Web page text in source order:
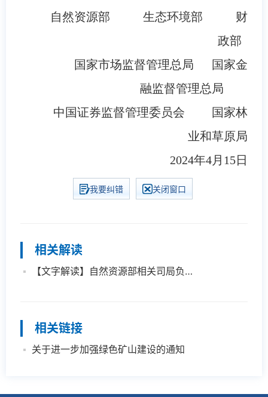
自然资源部 生态环境部 财
政部
国家市场监督管理总局 国家金
融监督管理总局
中国证券监督管理委员会 国家林
业和草原局
2024年4月15日
我要纠错 关闭窗口
相关解读
【文字解读】自然资源部相关司局负责人解读《关于进一步加强绿色矿山建设的通知》
相关链接
关于进一步加强绿色矿山建设的通知